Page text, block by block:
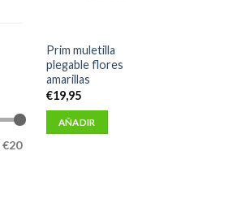
€20
Prim muletilla
plegable flores
amarillas
€19,95
AÑADIR